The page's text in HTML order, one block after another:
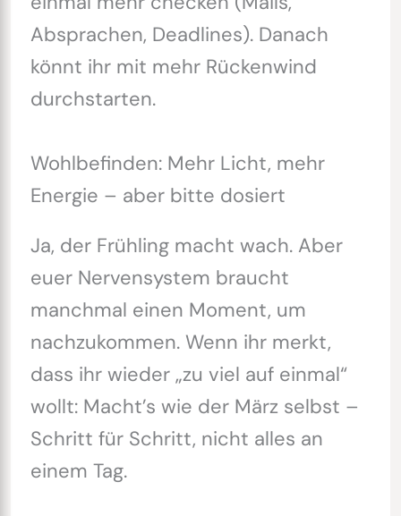
Absprachen, Deadlines). Danach
könnt ihr mit mehr Rückenwind
durchstarten.
Wohlbefinden: Mehr Licht, mehr
Energie – aber bitte dosiert
Ja, der Frühling macht wach. Aber
euer Nervensystem braucht
manchmal einen Moment, um
nachzukommen. Wenn ihr merkt,
dass ihr wieder „zu viel auf einmal“
wollt: Macht’s wie der März selbst –
Schritt für Schritt, nicht alles an
einem Tag.